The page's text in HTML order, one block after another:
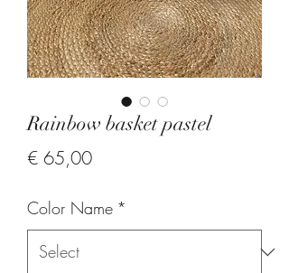
Rainbow basket pastel
€ 65,00Price
Color Name *